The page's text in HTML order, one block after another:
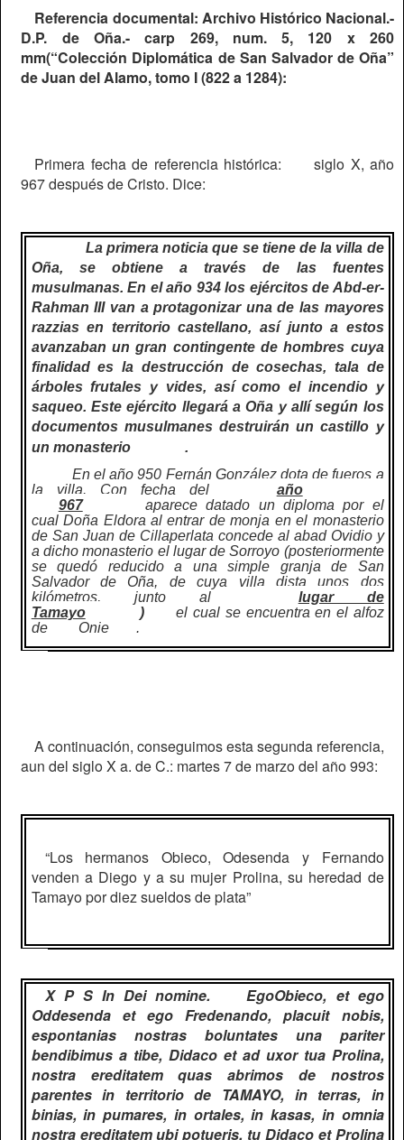
Referencia documental: Archivo Histórico Nacional.-
D.P. de Oña.- carp 269, num. 5, 120 x 260
mm(“Colección Diplomática de San Salvador de Oña”
de Juan del Alamo, tomo I (822 a 1284):
Primera fecha de referencia histórica:
siglo X, año
967 después de Cristo. Dice:
La primera noticia que se tiene de la villa de
Oña, se obtiene a través de las fuentes
musulmanas. En el año 934 los ejércitos de Abd-er-
Rahman III van a protagonizar una de las mayores
razzias en territorio castellano, así junto a estos
avanzaban un gran contingente de hombres cuya
finalidad es la destrucción de cosechas, tala de
árboles frutales y vides, así como el incendio y
saqueo. Este ejército llegará a Oña y allí según los
documentos musulmanes destruirán un castillo y
un monasterio
.
En el año 950 Fernán González dota de fueros a
la villa. Con fecha del
año
967
aparece datado un diploma por el
cual Doña Eldora al entrar de monja en el monasterio
de San Juan de Cillaperlata concede al abad Ovidio y
a dicho monasterio el lugar de Sorroyo (posteriormente
se quedó reducido a una simple granja de San
Salvador de Oña, de cuya villa dista unos dos
kilómetros, junto al
lugar de
Tamayo
)
el cual se encuentra en el alfoz
de
Onie .
A continuación, conseguimos esta segunda referencia,
aun del siglo X a. de C.: martes 7 de marzo del año 993:
“Los hermanos Obieco, Odesenda y Fernando
venden a Diego y a su mujer Prolina, su heredad de
Tamayo por diez sueldos de plata”
X P S In Dei nomine.
EgoObieco, et ego
Oddesenda et ego Fredenando, placuit nobis,
espontanias nostras boluntates una pariter
bendibimus a tibe, Didaco et ad uxor tua Prolina,
nostra ereditatem quas abrimos de nostros
parentes in territorio de TAMAYO, in terras, in
binias, in pumares, in ortales, in kasas, in omnia
nostra ereditatem ubi potueris, tu Didaco et Prolina